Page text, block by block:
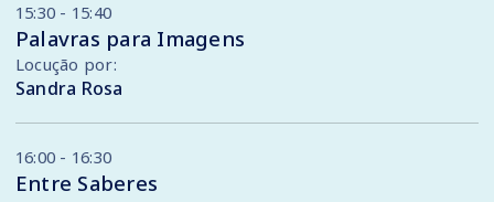
15:30 - 15:40
Palavras para Imagens
Locução por:
Sandra Rosa
16:00 - 16:30
Entre Saberes